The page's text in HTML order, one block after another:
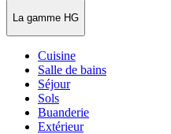
La gamme HG
Cuisine
Salle de bains
Séjour
Sols
Buanderie
Extérieur